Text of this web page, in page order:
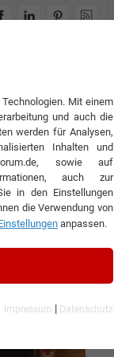
Mit einem
und auch die
werden für Analysen,
Inhalten und
sowie auf
auch zur
in den Einstellungen
die Verwendung von
anpassen.
Impressum | Datenschutz